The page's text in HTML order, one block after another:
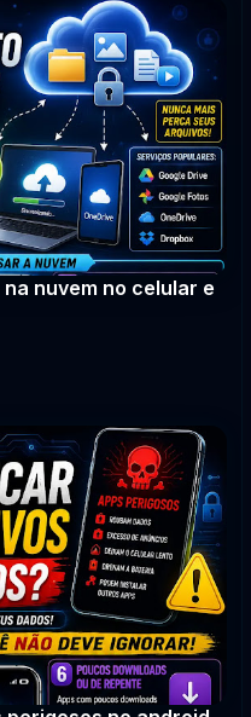
nuvem no celular e